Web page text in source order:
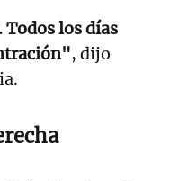
Todos los días
, dijo